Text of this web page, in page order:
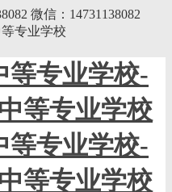
微信：14731138082
专业学校